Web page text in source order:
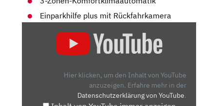
Einparkhilfe plus mit Rückfahrkamera
Hier klicken, um den Inhalt von YouTube
anzuzeigen. Erfahre mehr in der
Datenschutzerklärung von YouTube.